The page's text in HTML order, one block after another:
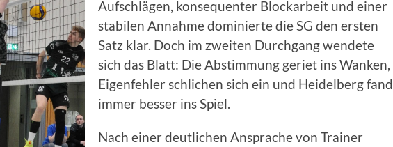
Aufschlägen, konsequenter Blockarbeit und einer
stabilen Annahme dominierte die SG den ersten
Satz klar. Doch im zweiten Durchgang wendete
sich das Blatt: Die Abstimmung geriet ins Wanken,
Eigenfehler schlichen sich ein und Heidelberg fand
immer besser ins Spiel.
Nach einer deutlichen Ansprache von Trainer